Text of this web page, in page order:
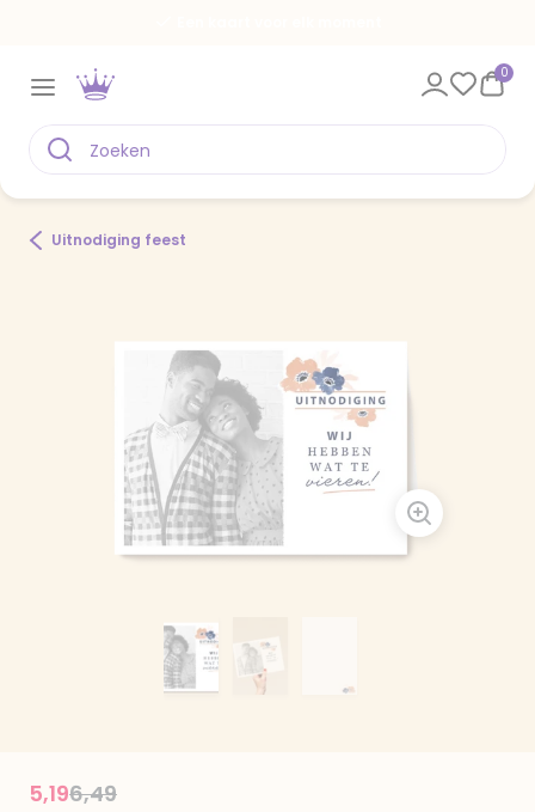
0
Uitnodiging feest
Price reduced from
6,49to
5,19